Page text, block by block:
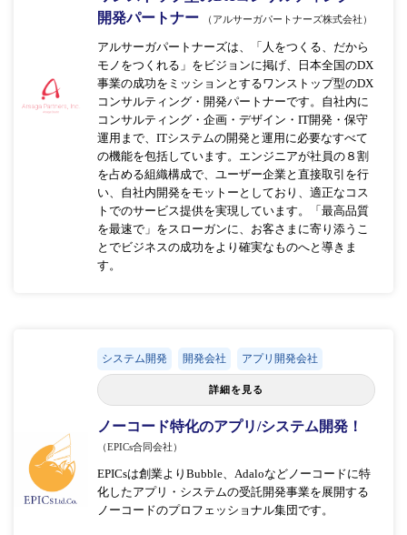
開発パートナー
（アルサーガパートナーズ株式会社）
アルサーガパートナーズは、「人をつくる、だから
モノをつくれる」をビジョンに掲げ、日本全国のDX
事業の成功をミッションとするワンストップ型のDX
コンサルティング・開発パートナーです。自社内に
コンサルティング・企画・デザイン・IT開発・保守
運用まで、ITシステムの開発と運用に必要なすべて
の機能を包括しています。エンジニアが社員の８割
を占める組織構成で、ユーザー企業と直接取引を行
い、自社内開発をモットーとしており、適正なコス
トでのサービス提供を実現しています。「最高品質
を最速で」をスローガンに、お客さまに寄り添うこ
とでビジネスの成功をより確実なものへと導きま
す。
システム開発 開発会社 アプリ開発会社
詳細を見る
ノーコード特化のアプリ/システム開発！
（EPICs合同会社）
EPICsは創業よりBubble、Adaloなどノーコードに特
化したアプリ・システムの受託開発事業を展開する
ノーコードのプロフェッショナル集団です。